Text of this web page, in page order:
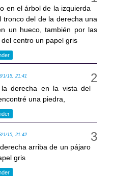
en el árbol de la izquierda
tronco del de la derecha una
un hueco, también por las
del centro un papel gris
1/15, 21:41
la derecha en la vista del
una piedra,
1/15, 21:42
arriba de un pájaro
gris